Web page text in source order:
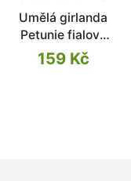
Umělá girlanda
Petunie fialová
180 cm
159 Kč